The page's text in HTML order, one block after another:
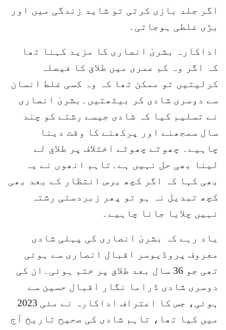
اگر جلد بازی کرتی تو شاید زندگی میں اور
بڑی غلطی ہوجاتی۔
اداکارہ بشریٰ انصاری کا مزید کہنا تھا
کہ اگر وہ کم عمری میں طلاق کا فیصلہ
کرلیتیں تو ممکن تھا کہ وہ کسی غلط انسان
سے دوسری شادی کر بیٹھتیں۔بشریٰ انصاری
نے تسلیم کیا کہ شادی جیسے رشتے کو چند
سال سمجھنے اور پرکھنے کا وقت دینا
چاہیے۔ چھوٹے چھوٹے اختلاف پر طلاق لے
لینا بھی حل نہیں ہے۔تاہم انھوں نے یہ
بھی کہا کہ اگر کچھ برس انتظار کے بعد بھی
کچھ تبدیل نہ ہو تو پھر زبردستی رشتہ
نہیں چلایا جانا چاہیے۔
یاد رہے کہ بشریٰ انصاری کی پہلی شادی
معروف پروڈیوسر اقبال انصاری سے ہوئی
تھی جو 36 سال بعد طلاق پر ختم ہوئی۔ان کی
دوسری شادی ڈراما نگار اقبال حسین سے
ہوئی، جس کا اعتراف اداکارہ نے مئی 2023
میں کیا تھا، تاہم شادی کی صحیح تاریخ آج